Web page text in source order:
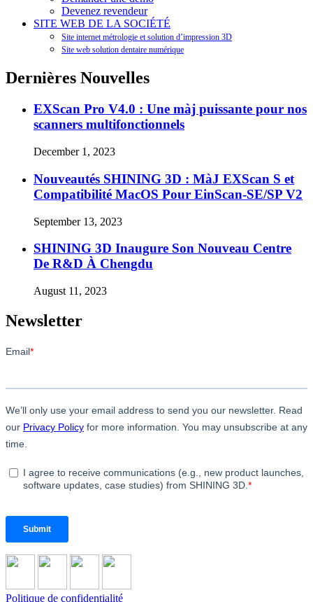
Devenez revendeur
SITE WEB DE LA SOCIÉTÉ
Site internet métrologie et solution d’impression 3D
Site web solution dentaire numérique
Dernières Nouvelles
EXScan Pro V4.0 : Une màj puissante pour nos
scanners multifonctionnels
December 1, 2023
Nouveautés SHINING 3D : MàJ EXScan S et
Compatibilité MacOS Pour EinScan-SE/SP V2
September 13, 2023
SHINING 3D Inaugure Son Nouveau Centre
De R&D À Chengdu
August 11, 2023
Newsletter
Politique de confidentialité